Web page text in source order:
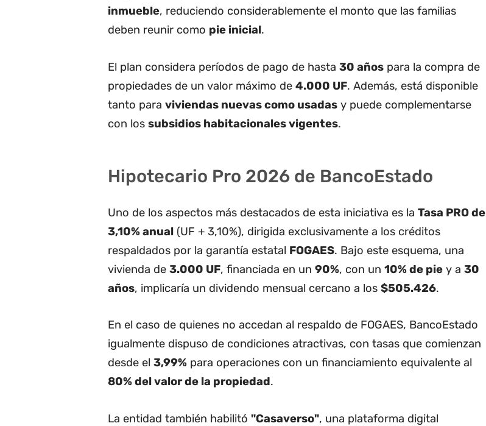
inmueble, reduciendo considerablemente el monto que las familias
deben reunir como pie inicial.
El plan considera períodos de pago de hasta 30 años para la compra de
propiedades de un valor máximo de 4.000 UF. Además, está disponible
tanto para viviendas nuevas como usadas y puede complementarse
con los subsidios habitacionales vigentes.
Hipotecario Pro 2026 de BancoEstado
Uno de los aspectos más destacados de esta iniciativa es la Tasa PRO de
3,10% anual (UF + 3,10%), dirigida exclusivamente a los créditos
respaldados por la garantía estatal FOGAES. Bajo este esquema, una
vivienda de 3.000 UF, financiada en un 90%, con un 10% de pie y a 30
años, implicaría un dividendo mensual cercano a los $505.426.
En el caso de quienes no accedan al respaldo de FOGAES, BancoEstado
igualmente dispuso de condiciones atractivas, con tasas que comienzan
desde el 3,99% para operaciones con un financiamiento equivalente al
80% del valor de la propiedad.
La entidad también habilitó "Casaverso", una plataforma digital